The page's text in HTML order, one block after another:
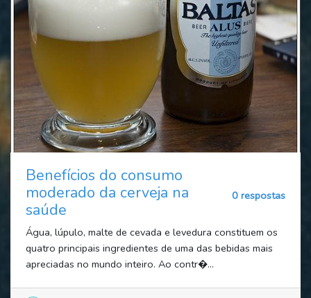
Benefícios do consumo
moderado da cerveja na
saúde
0 respostas
Água, lúpulo, malte de cevada e levedura constituem os
quatro principais ingredientes de uma das bebidas mais
apreciadas no mundo inteiro. Ao contr�...